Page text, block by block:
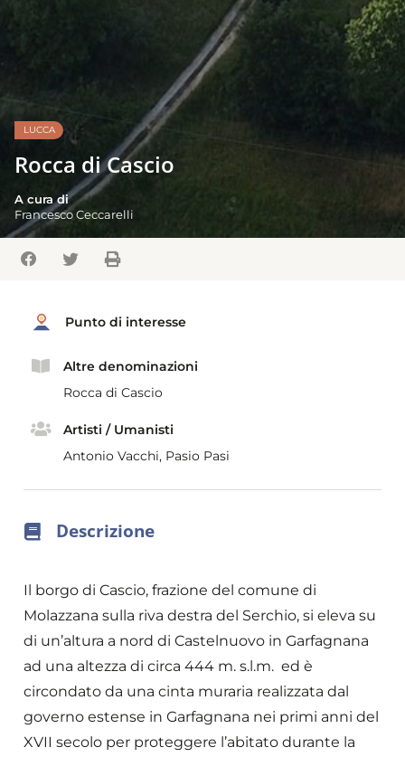
LUCCA
Rocca di Cascio
A cura di
Francesco Ceccarelli
Punto di interesse
Altre denominazioni
Rocca di Cascio
Artisti / Umanisti
Antonio Vacchi, Pasio Pasi
Descrizione
Il borgo di Cascio, frazione del comune di
Molazzana sulla riva destra del Serchio, si eleva su
di un’altura a nord di Castelnuovo in Garfagnana
ad una altezza di circa 444 m. s.l.m. ed è
circondato da una cinta muraria realizzata dal
governo estense in Garfagnana nei primi anni del
XVII secolo per proteggere l’abitato durante la